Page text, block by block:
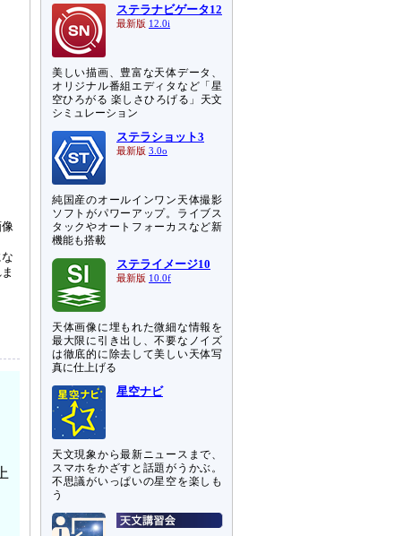
ステラナビゲータ12
最新版 12.0i
美しい描画、豊富な天体データ、
オリジナル番組エディタなど「星
空ひろがる 楽しさひろげる」天文
シミュレーション
ステラショット3
最新版 3.0o
純国産のオールインワン天体撮影
ソフトがパワーアップ。ライブス
タックやオートフォーカスなど新
機能も搭載
ステライメージ10
最新版 10.0f
天体画像に埋もれた微細な情報を
最大限に引き出し、不要なノイズ
は徹底的に除去して美しい天体写
真に仕上げる
星空ナビ
天文現象から最新ニュースまで、
スマホをかざすと話題がうかぶ。
不思議がいっぱいの星空を楽しも
う